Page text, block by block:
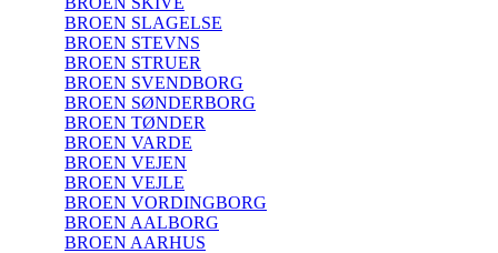
BROEN SLAGELSE
BROEN STEVNS
BROEN STRUER
BROEN SVENDBORG
BROEN SØNDERBORG
BROEN TØNDER
BROEN VARDE
BROEN VEJEN
BROEN VEJLE
BROEN VORDINGBORG
BROEN AALBORG
BROEN AARHUS